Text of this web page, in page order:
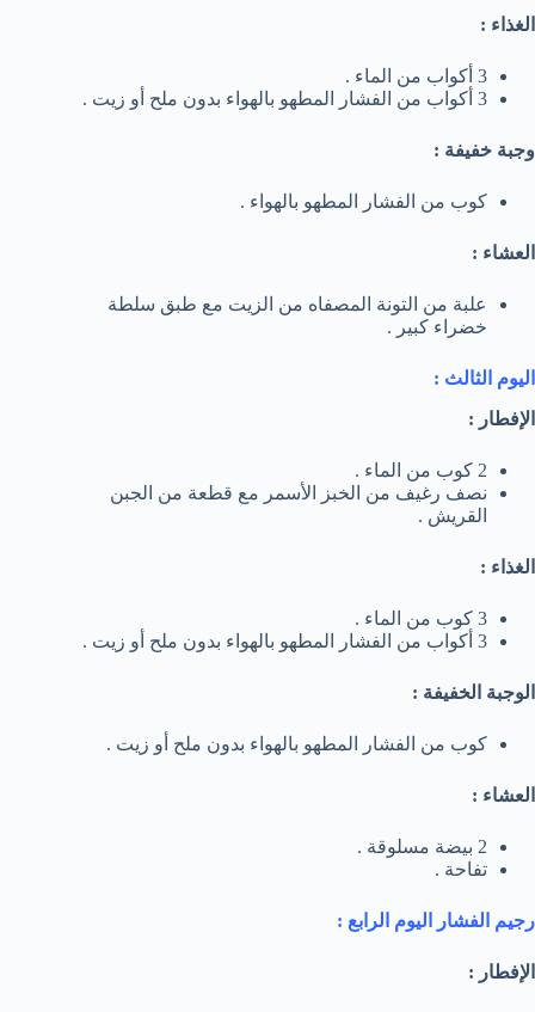
الغذاء :
3 أكواب من الماء .
3 أكواب من الفشار المطهو بالهواء بدون ملح أو زيت .
وجبة خفيفة :
كوب من الفشار المطهو بالهواء .
العشاء :
علبة من التونة المصفاه من الزيت مع طبق سلطة
خضراء كبير .
اليوم الثالث :
الإفطار :
2 كوب من الماء .
نصف رغيف من الخبز الأسمر مع قطعة من الجبن
القريش .
الغذاء :
3 كوب من الماء .
3 أكواب من الفشار المطهو بالهواء بدون ملح أو زيت .
الوجبة الخفيفة :
كوب من الفشار المطهو بالهواء بدون ملح أو زيت .
العشاء :
2 بيضة مسلوقة .
تفاحة .
رجيم الفشار اليوم الرابع :
الإفطار :